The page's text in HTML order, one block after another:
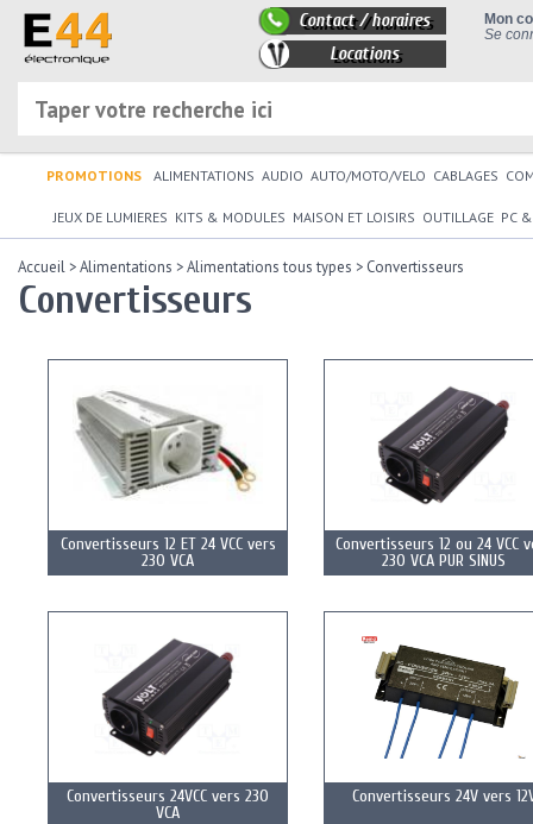
Mon
Se
Contact / horaires
Locations
PROMOTIONS ALIMENTATIONS AUDIO AUTO/MOTO/VELO CABLAGES
JEUX DE LUMIERES KITS & MODULES MAISON ET LOISIRS OUTILLAGE PC
Accueil >Alimentations >Alimentations tous types > Convertisseurs
Convertisseurs
Convertisseurs 12 ET 24 VCC vers
230 VCA
Convertisseurs 12 ou 24 VCC
230 VCA PUR SINUS
Convertisseurs 24VCC vers 230
VCA
Convertisseurs 24V vers